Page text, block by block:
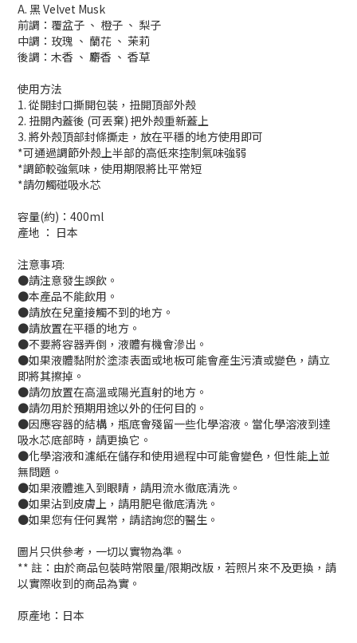
A. 黑 Velvet Musk
前調：覆盆子 、 橙子 、 梨子
中調：玫瑰 、 蘭花 、 茉莉
後調：木香 、 麝香 、 香草
使用方法
1. 從開封口撕開包裝，扭開頂部外殼
2. 扭開內蓋後 (可丟棄) 把外殼重新蓋上
3. 將外殼頂部封條撕走，放在平穩的地方使用即可
*可通過調節外殼上半部的高低來控制氣味強弱
*調節較強氣味，使用期限將比平常短
*請勿觸碰吸水芯
容量(約)：400ml
產地 ： 日本
注意事項:
●請注意發生誤飲。
●本產品不能飲用。
●請放在兒童接觸不到的地方。
●請放置在平穩的地方。
●不要將容器弄倒，液體有機會滲出。
●如果液體黏附於塗漆表面或地板可能會產生污漬或變色，請立
即將其擦掉。
●請勿放置在高溫或陽光直射的地方。
●請勿用於預期用途以外的任何目的。
●因應容器的結構，瓶底會殘留一些化學溶液。當化學溶液到達
吸水芯底部時，請更換它。
●化學溶液和濾紙在儲存和使用過程中可能會變色，但性能上並
無問題。
●如果液體進入到眼睛，請用流水徹底清洗。
●如果沾到皮膚上，請用肥皂徹底清洗。
●如果您有任何異常，請諮詢您的醫生。
圖片只供參考，一切以實物為準。
** 註：由於商品包裝時常限量/限期改版，若照片來不及更換，請
以實際收到的商品為實。
原產地：日本